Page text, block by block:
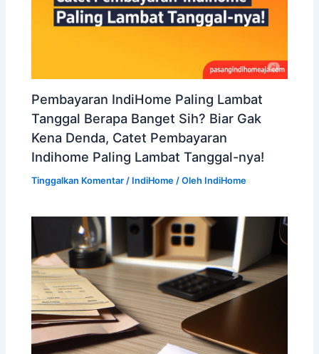
Pembayaran IndiHome Paling Lambat
Tanggal Berapa Banget Sih? Biar Gak
Kena Denda, Catet Pembayaran
Indihome Paling Lambat Tanggal-nya!
Tinggalkan Komentar / IndiHome / Oleh IndiHome